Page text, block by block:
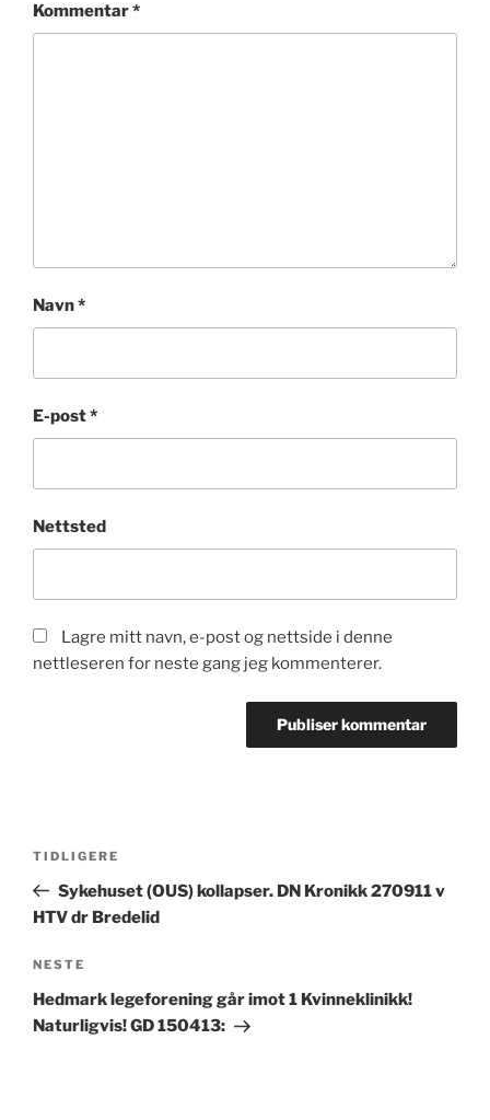
Kommentar*
Navn*
E-post*
Nettsted
Lagre mitt navn, e-post og nettside i denne
nettleseren for neste gang jeg kommenterer.
Forrige
innlegg
TIDLIGERE
Sykehuset (OUS) kollapser. DN Kronikk 270911 v
HTV dr Bredelid
Neste
innlegg
NESTE
Hedmark legeforening går imot 1 Kvinneklinikk!
Naturligvis! GD 150413: